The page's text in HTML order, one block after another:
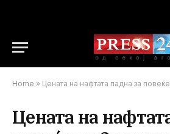
Home » Цената на нафтата падна за
Цената на